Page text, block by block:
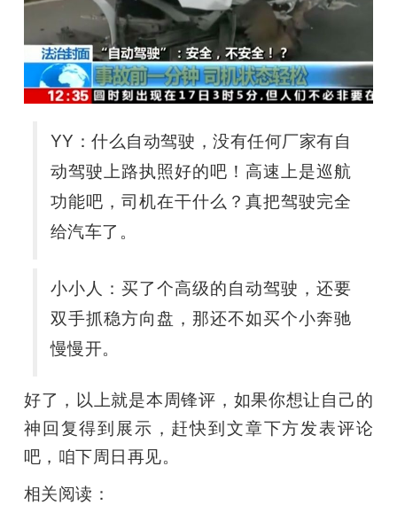
YY ：什么自动驾驶，没有任何厂家有自
动驾驶上路执照好的吧！高速上是巡航
功能吧，司机在干什么？真把驾驶完全
给汽车了。
小小人： 买了个高级的自动驾驶，还要
双手抓稳方向盘，那还不如买个小奔驰
慢慢开。
好了，以上就是本周锋评，如果你想让自己的
神回复得到展示，赶快到文章下方发表评论
吧，咱下周日再见。
相关阅读：